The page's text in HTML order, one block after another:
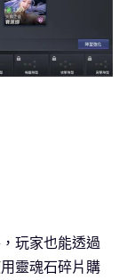
玩家也能透過
靈魂石碎片購